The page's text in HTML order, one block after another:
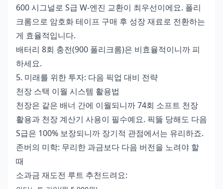
600 시그널로 S급 W-엔진 교환이 최우선이에요. 폴리
크롬으로 암호화 테이프 구매 후 성장 재료로 전환하는
게 효율적입니다.
배터리 8회 충전(900 폴리크롬)은 비효율적이니까 피
하세요.
5. 미래를 위한 투자: 다음 픽업 대비 전략
천장 스택 이월 시스템 활용법
천장은 같은 배너 간에 이월되니까 74회 소프트 천장
활용과 천장 계산기 사용이 필수예요. 픽뚫 당해도 다음
S급은 100% 보장되니까 장기적 관점에서는 유리하죠.
존버의 미학: 무리한 과금보다 다음 버전을 노려야 할
때
소과금 재도전 루트 추천드려요: